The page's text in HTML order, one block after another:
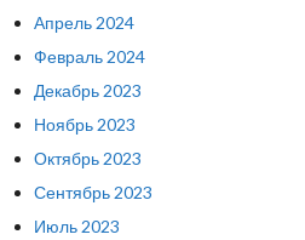
Апрель 2024
Февраль 2024
Декабрь 2023
Ноябрь 2023
Октябрь 2023
Сентябрь 2023
Июль 2023